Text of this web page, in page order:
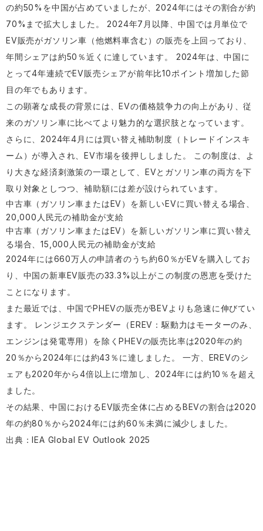
の約50%を中国が占めていましたが、2024年にはその割合が約
70%まで拡大しました。 2024年7月以降、中国では月単位で
EV販売がガソリン車（他燃料車含む）の販売を上回っており、
年間シェアは約50％近くに達しています。 2024年は、中国に
とって4年連続でEV販売シェアが前年比10ポイント増加した節
目の年でもあります。
この顕著な成長の背景には、EVの価格競争力の向上があり、従
来のガソリン車に比べてより魅力的な選択肢となっています。
さらに、2024年4月には買い替え補助制度（トレードインスキ
ーム）が導入され、EV市場を後押ししました。 この制度は、よ
り大きな経済刺激策の一環として、EVとガソリン車の両方を下
取り対象としつつ、補助額には差が設けられています。
中古車（ガソリン車またはEV）を新しいEVに買い替える場合、
20,000人民元の補助金が支給
中古車（ガソリン車またはEV）を新しいガソリン車に買い替え
る場合、15,000人民元の補助金が支給
2024年には660万人の申請者のうち約60％がEVを購入してお
り、中国の新車EV販売の33.3%以上がこの制度の恩恵を受けた
ことになります。
また最近では、中国でPHEVの販売がBEVよりも急速に伸びてい
ます。 レンジエクステンダー（EREV：駆動力はモーターのみ、
エンジンは発電専用）を除くPHEVの販売比率は2020年の約
20％から2024年には約43％に達しました。 一方、EREVのシ
ェアも2020年から4倍以上に増加し、2024年には約10％を超え
ました。
その結果、中国におけるEV販売全体に占めるBEVの割合は2020
年の約80％から2024年には約60％未満に減少しました。
出典：IEA Global EV Outlook 2025